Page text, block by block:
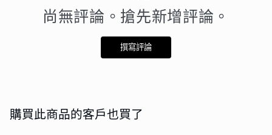
尚無評論。搶先新增評論。
撰寫評論
購買此商品的客戶也買了